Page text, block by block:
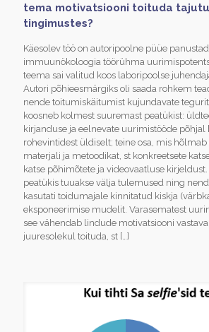
tema motivatsiooni toituda
tingimustes?
Käesolev töö on autoripoolne püüe
immuunökoloogia töörühma
teema sai valitud koos laboripoolse
Autori põhieesmärgiks oli saada rohkem
nende toitumiskäitumist kujundavate
koosneb kolmest suuremast peatükist:
kirjanduse ja eelnevate uurimistööde põhjal
rohevintidest üldiselt; teine osa, mis hõlmab
materjali ja metoodikat, st konkreetsete
katse põhimõtete ja videovaatluse
peatükis tuuakse välja tulemused ning
kasutati toidumajale kinnitatud kiskja
eksponeerimise mudelit. Varasematest
see vähendab lindude motivatsiooni
juuresolekul toituda, st […]